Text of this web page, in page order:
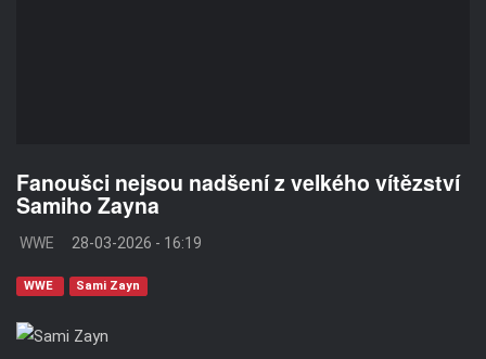
Fanoušci nejsou nadšení z velkého vítězství
Samiho Zayna
WWE 28-03-2026 - 16:19
WWE Sami Zayn